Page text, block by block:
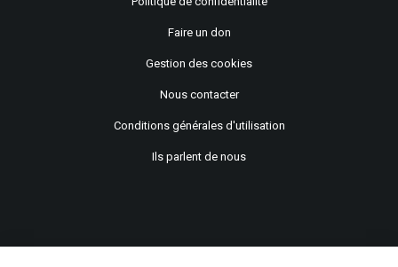
Faire un don
Gestion des cookies
Nous contacter
Conditions générales d'utilisation
Ils parlent de nous